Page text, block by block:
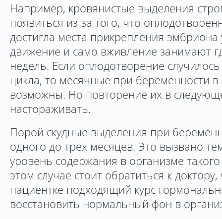
Например, кровянистые выделения
появиться из-за того, что
достигла места прикрепления эмбриона
движение и само вживление занимают
недель. Если оплодотворение
цикла, то месячные при беременности
возможны. Но повторение их в
настораживать.
Порой скудные выделения при
одного до трех месяцев. Это вызвано
уровень содержания в организме
этом случае стоит обратиться к
пациентке подходящий курс
восстановить нормальный фон в